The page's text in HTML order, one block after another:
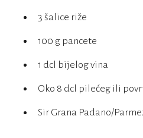
3 šalice riže
100 g pancete
1 dcl bijelog vina
Oko 8 dcl pilećeg ili
Sir Grana Padano/